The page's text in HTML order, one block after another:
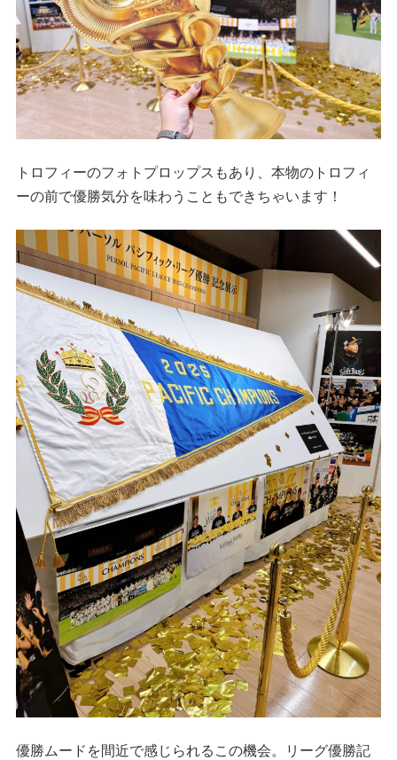
トロフィーのフォトプロップスもあり、本物のトロフィ
ーの前で優勝気分を味わうこともできちゃいます！
優勝ムードを間近で感じられるこの機会。リーグ優勝記